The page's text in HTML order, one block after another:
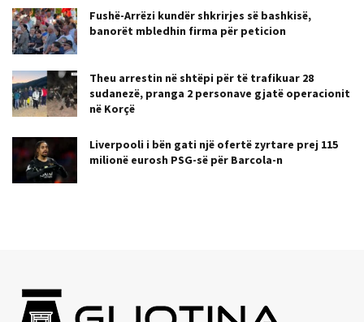
Fushë-Arrëzi kundër shkrirjes së bashkisë,
banorët mbledhin firma për peticion
Theu arrestin në shtëpi për të trafikuar 28
sudanezë, pranga 2 personave gjatë operacionit
në Korçë
Liverpooli i bën gati një ofertë zyrtare prej 115
milionë eurosh PSG-së për Barcola-n